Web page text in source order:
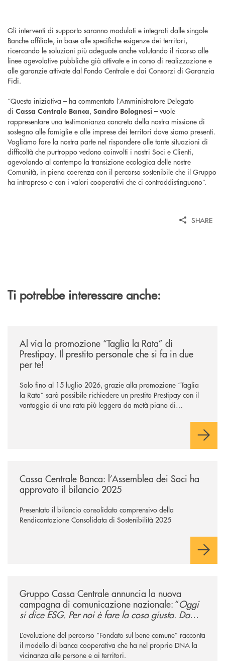
Gli interventi di supporto saranno modulati e integrati dalle singole
Banche affiliate, in base alle specifiche esigenze dei territori,
ricercando le soluzioni più adeguate anche valutando il ricorso alle
linee agevolative pubbliche già attivate e in corso di realizzazione e
alle garanzie attivate dal Fondo Centrale e dai Consorzi di Garanzia
Fidi.
“Questa iniziativa – ha commentato l’Amministratore Delegato
di Cassa Centrale Banca, Sandro Bolognesi – vuole
rappresentare una testimonianza concreta della nostra missione di
sostegno alle famiglie e alle imprese dei territori dove siamo presenti.
Vogliamo fare la nostra parte nel rispondere alle tante situazioni di
difficoltà che purtroppo vedono coinvolti i nostri Soci e Clienti,
agevolando al contempo la transizione ecologica delle nostre
Comunità, in piena coerenza con il percorso sostenibile che il Gruppo
ha intrapreso e con i valori cooperativi che ci contraddistinguono”.
SHARE
Ti potrebbe interessare anche:
Al via la promozione “Taglia la Rata” di
Prestipay. Il prestito personale che si fa in due
per te!
Solo fino al 15 luglio 2026, grazie alla promozione “Taglia
la Rata” sarà possibile richiedere un prestito Prestipay con il
vantaggio di una rata più leggera da metà piano di
Cassa Centrale Banca: l’Assemblea dei Soci ha
approvato il bilancio 2025
Presentato il bilancio consolidato comprensivo della
Rendicontazione Consolidata di Sostenibilità 2025
Gruppo Cassa Centrale annuncia la nuova
campagna di comunicazione nazionale: “Oggi
si dice ESG. Per noi è fare la cosa giusta. Da
L’evoluzione del percorso “Fondato sul bene comune” racconta
il modello di banca cooperativa che ha nel proprio DNA la
vicinanza alle persone e ai territori.